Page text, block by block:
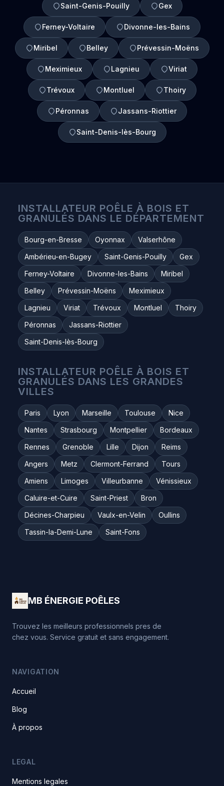
Saint-Genis-Pouilly Gex
Ferney-Voltaire Divonne-les-Bains
Miribel Belley Prévessin-Moëns
Meximieux Lagnieu Viriat
Trévoux Montluel Thoiry
Péronnas Jassans-Riottier
Saint-Denis-lès-Bourg
INSTALLATEUR POÊLE À BOIS ET
GRANULÉS DANS LE DÉPARTEMENT
Bourg-en-Bresse Oyonnax
Valserhône
Ambérieu-en-Bugey
Saint-Genis-Pouilly
Gex
Ferney-Voltaire
Divonne-les-Bains
Miribel
Belley
Prévessin-Moëns
Meximieux
Lagnieu
Viriat Trévoux Montluel
Thoiry
Péronnas
Jassans-Riottier
Saint-Denis-lès-Bourg
INSTALLATEUR POÊLE À BOIS ET
GRANULÉS DANS LES GRANDES
VILLES
Paris Lyon Marseille Toulouse
Nice
Nantes
Strasbourg Montpellier
Bordeaux
Rennes
Grenoble Lille Dijon
Reims
Angers
Metz Clermont-Ferrand
Tours
Amiens
Limoges Villeurbanne
Vénissieux
Caluire-et-Cuire
Saint-Priest
Bron
Décines-Charpieu
Vaulx-en-Velin
Oullins
Tassin-la-Demi-Lune
Saint-Fons
MB ÉNERGIE POÊLES
Trouvez les meilleurs professionnels pres de
chez vous. Service gratuit et sans engagement.
NAVIGATION
Accueil
Blog
À propos
LEGAL
Mentions legales